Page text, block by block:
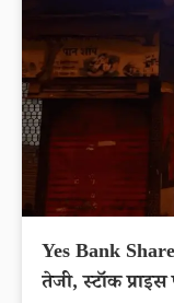
Yes Bank
तेजी, स्टॉक